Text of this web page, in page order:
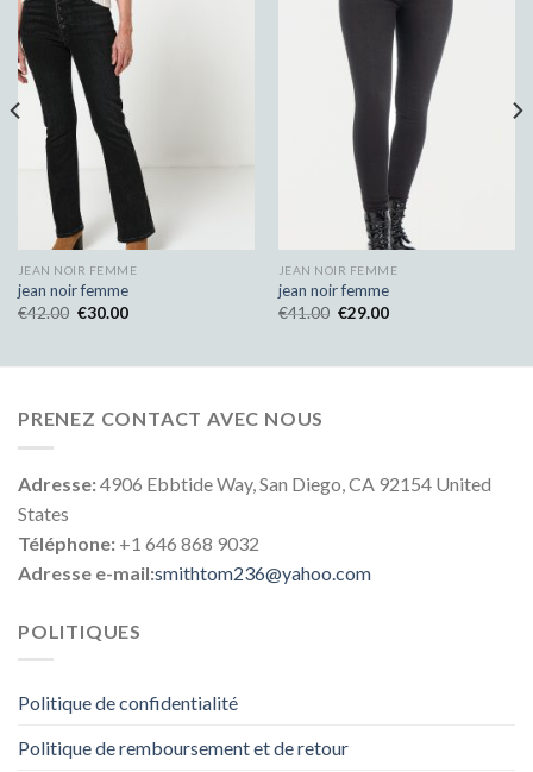
JEAN NOIR FEMME
jean noir femme
€42.00 €30.00
JEAN NOIR FEMME
jean noir femme
€41.00 €29.00
PRENEZ CONTACT AVEC NOUS
Adresse:4906 Ebbtide Way, San Diego, CA 92154 United
States
Téléphone: +1 646 868 9032
Adresse e-mail:smithtom236@yahoo.com
POLITIQUES
Politique de confidentialité
Politique de remboursement et de retour